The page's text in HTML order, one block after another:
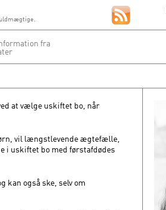
fra
at vælge uskiftet bo, når
vil længstlevende ægtefælle,
i uskiftet bo med førstafdødes
også ske, selv om